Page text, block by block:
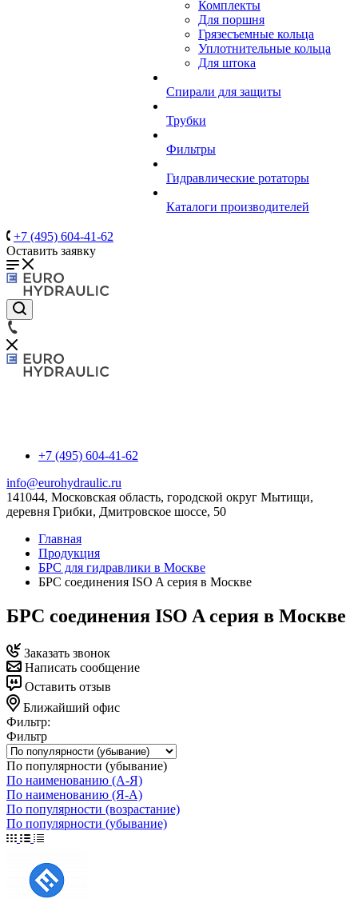
Комплекты
Для поршня
Грязесъемные кольца
Уплотнительные кольца
Для штока
Спирали для защиты
Трубки
Фильтры
Гидравлические ротаторы
Каталоги производителей
+7 (495) 604-41-62
Оставить заявку
+7 (495) 604-41-62
info@eurohydraulic.ru
141044, Московская область, городской округ Мытищи,
деревня Грибки, Дмитровское шоссе, 50
Главная
Продукция
БРС для гидравлики в Москве
БРС соединения ISO A серия в Москве
БРС соединения ISO A серия в Москве
Заказать звонок
Написать сообщение
Оставить отзыв
Ближайший офис
Фильтр:
Фильтр
По популярности (убывание)
По наименованию (А-Я)
По наименованию (Я-А)
По популярности (возрастание)
По популярности (убывание)